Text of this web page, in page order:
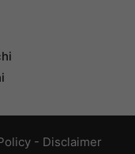
- Disclaimer